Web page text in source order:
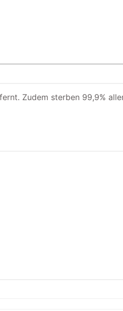
Zudem sterben 99,9%